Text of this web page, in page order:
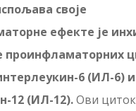
своје
ефекте је
проинфламаторних
6 (ИЛ-6) и
12 (ИЛ-12).Ови